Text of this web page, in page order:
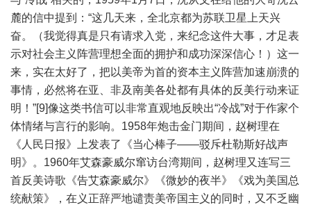
麓的信中提到：“这几天来，全北京都为苏联卫星上天兴
奋。（我觉得真是只有请求入党，来纪念这件大事，才足表
示对社会主义阵营理想全面的拥护和成功深深信心！）这一
来，实在太好了，把以美帝为首的资本主义阵营加速崩溃的
事情，必然将在亚、非及南美各处都有具体的反美行动来证
明！”[9]像这类书信可以非常直观地反映出“冷战”对于作家个
体情绪与言行的影响。1958年炮击金门期间，赵树理在
《人民日报》上发表了《当心棒子——驳斥杜勒斯好战声
明》。1960年艾森豪威尔窜访台湾期间，赵树理又连写三
首反美诗歌《告艾森豪威尔》《微妙的夜半》《戏为美国总
统献策》，在义正辞严地谴责美帝国主义的同时，又不乏幽